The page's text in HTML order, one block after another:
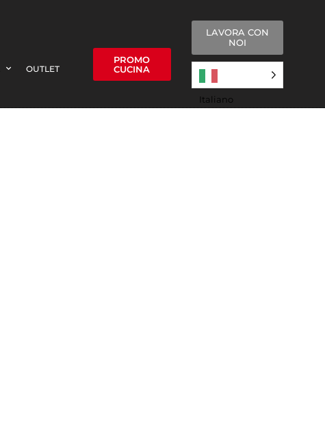
OUTLET
PROMO
CUCINA
LAVORA CON
NOI
Italiano